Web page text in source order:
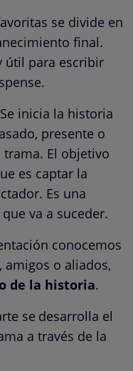
se divide en
final.
útil para escribir
Se inicia la historia
presente o
El objetivo
es captar la
Es una
va a suceder.
conocemos
o aliados,
de la historia.
se desarrolla el
a través de la